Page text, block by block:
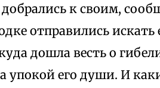
к своим,
отправились
дошла весть о
упокой его души. И